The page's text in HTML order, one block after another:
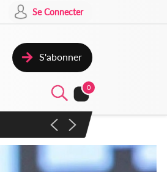
Se Connecter
S'abonner
0